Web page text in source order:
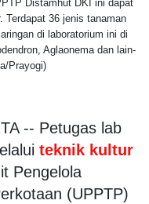
Distamhut DKI ini dapat
Terdapat 36 jenis tanaman
di laboratorium ini di
Aglaonema dan lain-
Prayogi)
-- Petugas lab
teknik kultur
Pengelola
(UPPTP)